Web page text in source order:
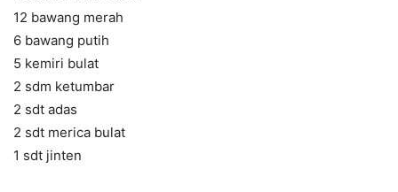
12 bawang merah
6 bawang putih
5 kemiri bulat
2 sdm ketumbar
2 sdt adas
2 sdt merica bulat
1 sdt jinten